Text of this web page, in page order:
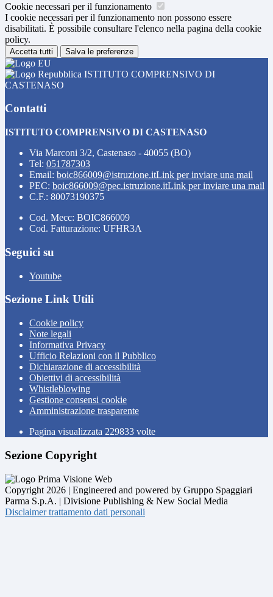
Cookie necessari per il funzionamento
I cookie necessari per il funzionamento non possono essere
disabilitati. È possibile consultare l'elenco nella pagina della cookie
policy.
Accetta tutti Salva le preferenze
ISTITUTO COMPRENSIVO DI
CASTENASO
Contatti
ISTITUTO COMPRENSIVO DI CASTENASO
Via Marconi 3/2, Castenaso - 40055 (BO)
Tel: 051787303
Email: boic866009@istruzione.itLink per inviare una mail
PEC: boic866009@pec.istruzione.itLink per inviare una mail
C.F.: 80073190375
Cod. Mecc: BOIC866009
Cod. Fatturazione: UFHR3A
Seguici su
Youtube
Sezione Link Utili
Cookie policy
Note legali
Informativa Privacy
Ufficio Relazioni con il Pubblico
Dichiarazione di accessibilità
Obiettivi di accessibilità
Whistleblowing
Gestione consensi cookie
Amministrazione trasparente
Pagina visualizzata 229833 volte
Sezione Copyright
Copyright 2026 | Engineered and powered by Gruppo Spaggiari
Parma S.p.A. | Divisione Publishing & New Social Media
Disclaimer trattamento dati personali